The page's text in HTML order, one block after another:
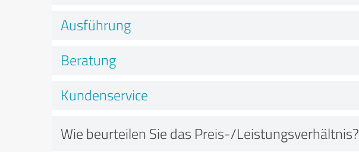
Ausführung
Beratung
Kundenservice
Wie beurteilen Sie das Preis-/Leistungsverhältnis?